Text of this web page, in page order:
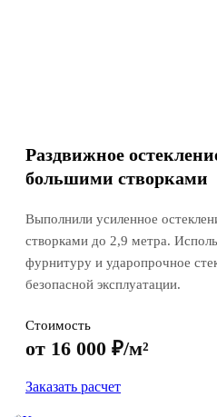
Раздвижное
большими створками
Выполнили усиленное
створками до 2,9 метра.
фурнитуру и ударопрочное
безопасной эксплуатации.
Стоимость
от 16 000 ₽/м²
Заказать расчет